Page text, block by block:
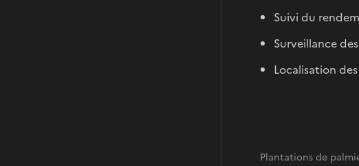
Suivi du
Surveillance
Localisation
Plantations de